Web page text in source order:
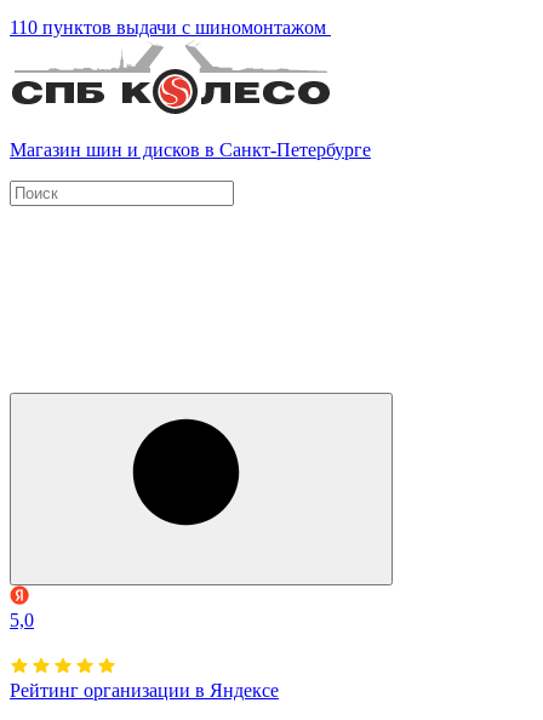
110 пунктов выдачи с шиномонтажом
Магазин шин и дисков в Санкт-Петербурге
5,0
Рейтинг организации в Яндексе